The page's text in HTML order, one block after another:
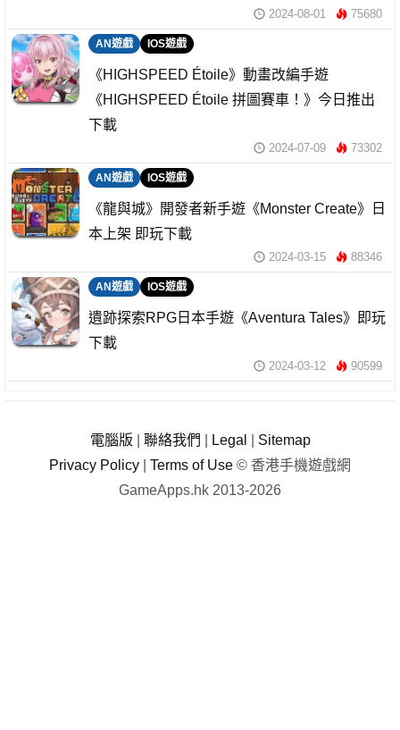
2024-08-01 75680
AN遊戲 IOS遊戲
《HIGHSPEED Étoile》動畫改編手遊
《HIGHSPEED Étoile 拼圖賽車！》今日推出
下載
2024-07-09 73302
AN遊戲 IOS遊戲
《龍與城》開發者新手遊《Monster Create》日
本上架 即玩下載
2024-03-15 88346
AN遊戲 IOS遊戲
遺跡探索RPG日本手遊《Aventura Tales》即玩
下載
2024-03-12 90599
電腦版 聯絡我們 Legal
Sitemap
Privacy Policy
Terms of Use © 香港手機遊戲網
GameApps.hk 2013-2026